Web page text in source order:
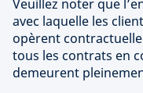
Veuillez noter que
avec laquelle les
opèrent
tous les contrats en
demeurent